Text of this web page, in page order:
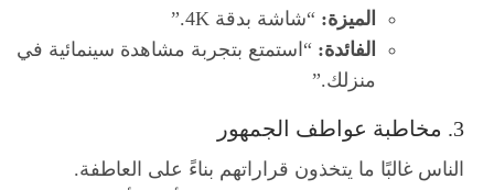
الميزة: “شاشة بدقة 4K.”
الفائدة: “استمتع بتجربة مشاهدة سينمائية في
منزلك.”
3. مخاطبة عواطف الجمهور
الناس غالبًا ما يتخذون قراراتهم بناءً على العاطفة.